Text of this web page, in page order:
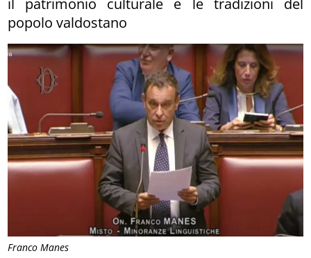
Franco Manes
popolo valdostano